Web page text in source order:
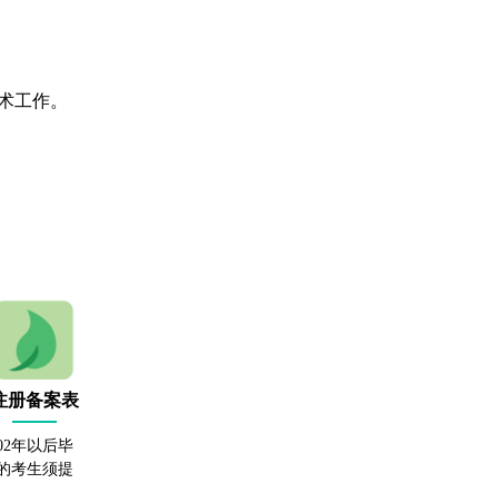
工作。
册备案表
年以后毕
考生须提